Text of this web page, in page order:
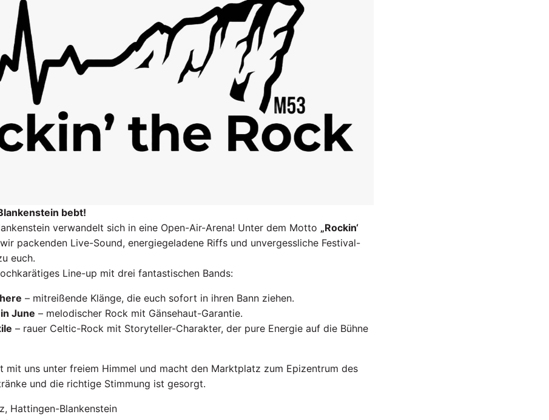
bebt!
verwandelt sich in eine Open-Air-Arena! Unter dem Motto „Rockin‘
packenden Live-Sound, energiegeladene Riffs und unvergessliche Festival-
euch.
Line-up mit drei fantastischen Bands:
– mitreißende Klänge, die euch sofort in ihren Bann ziehen.
June – melodischer Rock mit Gänsehaut-Garantie.
– rauer Celtic-Rock mit Storyteller-Charakter, der pure Energie auf die Bühne
mit uns unter freiem Himmel und macht den Marktplatz zum Epizentrum des
und die richtige Stimmung ist gesorgt.
Hattingen-Blankenstein